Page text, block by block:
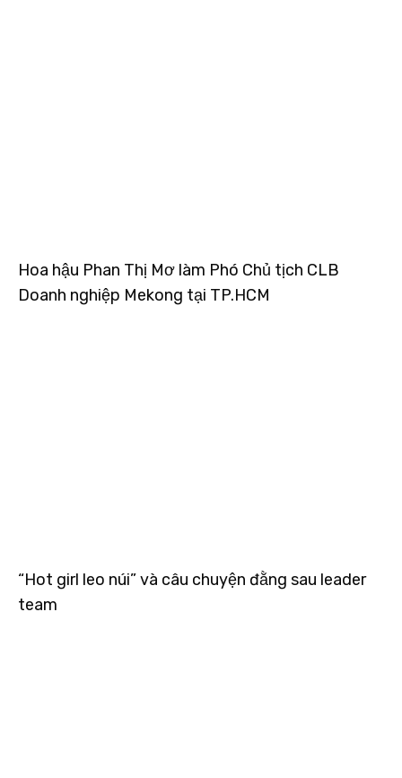
Hoa hậu Phan Thị Mơ làm Phó Chủ tịch CLB
Doanh nghiệp Mekong tại TP.HCM
“Hot girl leo núi” và câu chuyện đằng sau leader
team